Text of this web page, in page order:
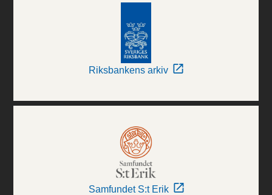
Riksbankens arkiv
Samfundet S:t Erik